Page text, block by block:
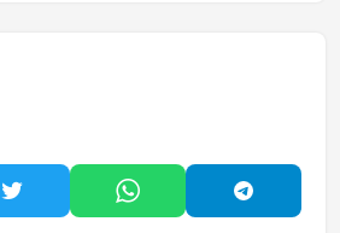
Paylaş
Twitter'da PaylaşWhatsApp'ta Paylaş